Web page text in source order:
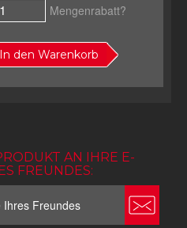
Mengenrabatt?
In den Warenkorb
AN IHRE E-
FREUNDES: